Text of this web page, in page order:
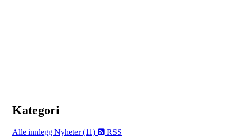
Kategori
Alle innlegg Nyheter (11) RSS